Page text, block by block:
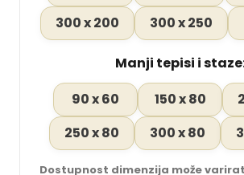
300 x 200
300 x 250
Manji tepisi i
90 x 60
150 x 80
250 x 80
300 x 80
Dostupnost dimenzija može